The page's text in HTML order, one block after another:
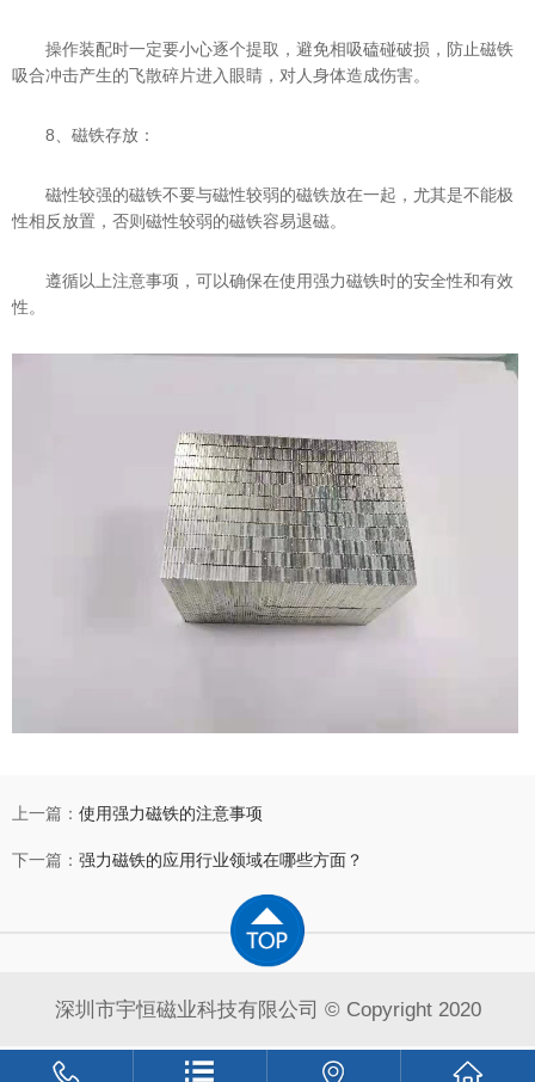
操作装配时一定要小心逐个提取，避免相吸磕碰破损，防止磁铁
吸合冲击产生的飞散碎片进入眼睛，对人身体造成伤害。
8、磁铁存放：
磁性较强的磁铁不要与磁性较弱的磁铁放在一起，尤其是不能极
性相反放置，否则磁性较弱的磁铁容易退磁。
遵循以上注意事项，可以确保在使用强力磁铁时的安全性和有效
性。
上一篇： 使用强力磁铁的注意事项
下一篇： 强力磁铁的应用行业领域在哪些方面？
深圳市宇恒磁业科技有限公司 © Copyright 2020